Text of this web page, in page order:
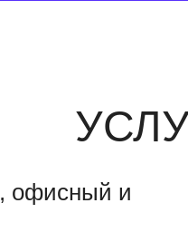
офисный и